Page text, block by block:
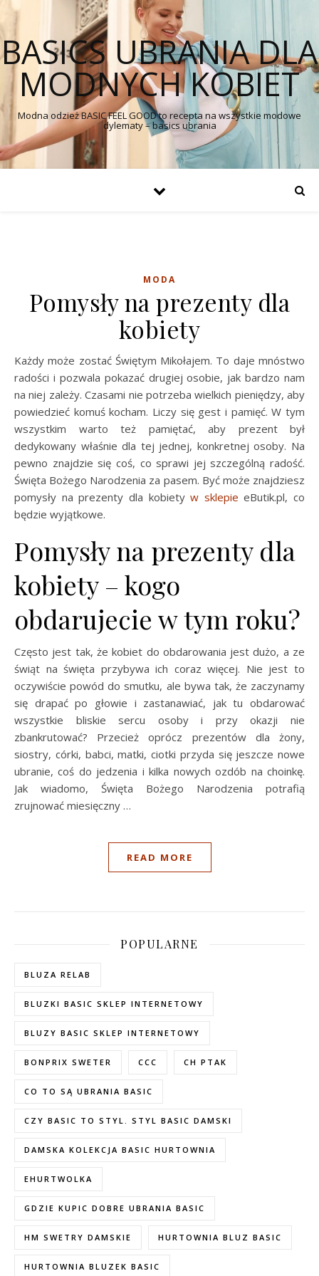
BASICS UBRANIA DLA
MODNYCH KOBIET
Modna odzież BASIC FEEL GOOD to recepta na wszystkie modowe
dylematy – basics ubrania
MODA
Pomysły na prezenty dla
kobiety
Każdy może zostać Świętym Mikołajem. To daje mnóstwo
radości i pozwala pokazać drugiej osobie, jak bardzo nam
na niej zależy. Czasami nie potrzeba wielkich pieniędzy, aby
powiedzieć komuś kocham. Liczy się gest i pamięć. W tym
wszystkim warto też pamiętać, aby prezent był
dedykowany właśnie dla tej jednej, konkretnej osoby. Na
pewno znajdzie się coś, co sprawi jej szczególną radość.
Święta Bożego Narodzenia za pasem. Być może znajdziesz
pomysły na prezenty dla kobietyw sklepie eButik.pl, co
będzie wyjątkowe.
Pomysły na prezenty dla
kobiety – kogo
obdarujecie w tym roku?
Często jest tak, że kobiet do obdarowania jest dużo, a ze
świąt na święta przybywa ich coraz więcej. Nie jest to
oczywiście powód do smutku, ale bywa tak, że zaczynamy
się drapać po głowie i zastanawiać, jak tu obdarować
wszystkie bliskie sercu osoby i przy okazji nie
zbankrutować? Przecież oprócz prezentów dla żony,
siostry, córki, babci, matki, ciotki przyda się jeszcze nowe
ubranie, coś do jedzenia i kilka nowych ozdób na choinkę.
Jak wiadomo, Święta Bożego Narodzenia potrafią
zrujnować miesięczny …
READ MORE
POPULARNE
BLUZA RELAB
BLUZKI BASIC SKLEP INTERNETOWY
BLUZY BASIC SKLEP INTERNETOWY
BONPRIX SWETER CCC CH PTAK
CO TO SĄ UBRANIA BASIC
CZY BASIC TO STYL. STYL BASIC DAMSKI
DAMSKA KOLEKCJA BASIC HURTOWNIA
EHURTWOLKA
GDZIE KUPIC DOBRE UBRANIA BASIC
HM SWETRY DAMSKIE HURTOWNIA BLUZ BASIC
HURTOWNIA BLUZEK BASIC